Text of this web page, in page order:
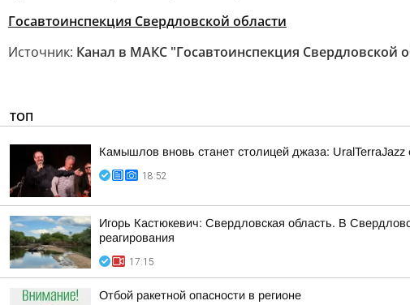
Госавтоинспекция Свердловской области
Источник: Канал в МАКС "Госавтоинспекция Свердловской
ТОП
Камышлов вновь станет столицей джаза: UralTerraJazz
18:52
Игорь Кастюкевич: Свердловская область. В
реагирования
17:15
Отбой ракетной опасности в регионе